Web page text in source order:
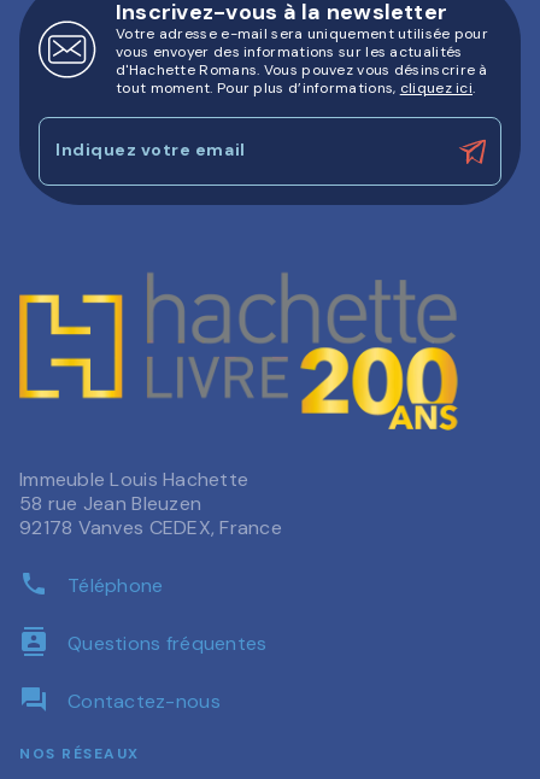
Inscrivez-vous à la newsletter
Votre adresse e-mail sera uniquement utilisée pour
vous envoyer des informations sur les actualités
d'Hachette Romans. Vous pouvez vous désinscrire à
tout moment. Pour plus d’informations, cliquez ici.
Indiquez votre email
Immeuble Louis Hachette
58 rue Jean Bleuzen
92178 Vanves CEDEX, France
phone Téléphone
contacts Questions fréquentes
question_answer Contactez-nous
NOS RÉSEAUX